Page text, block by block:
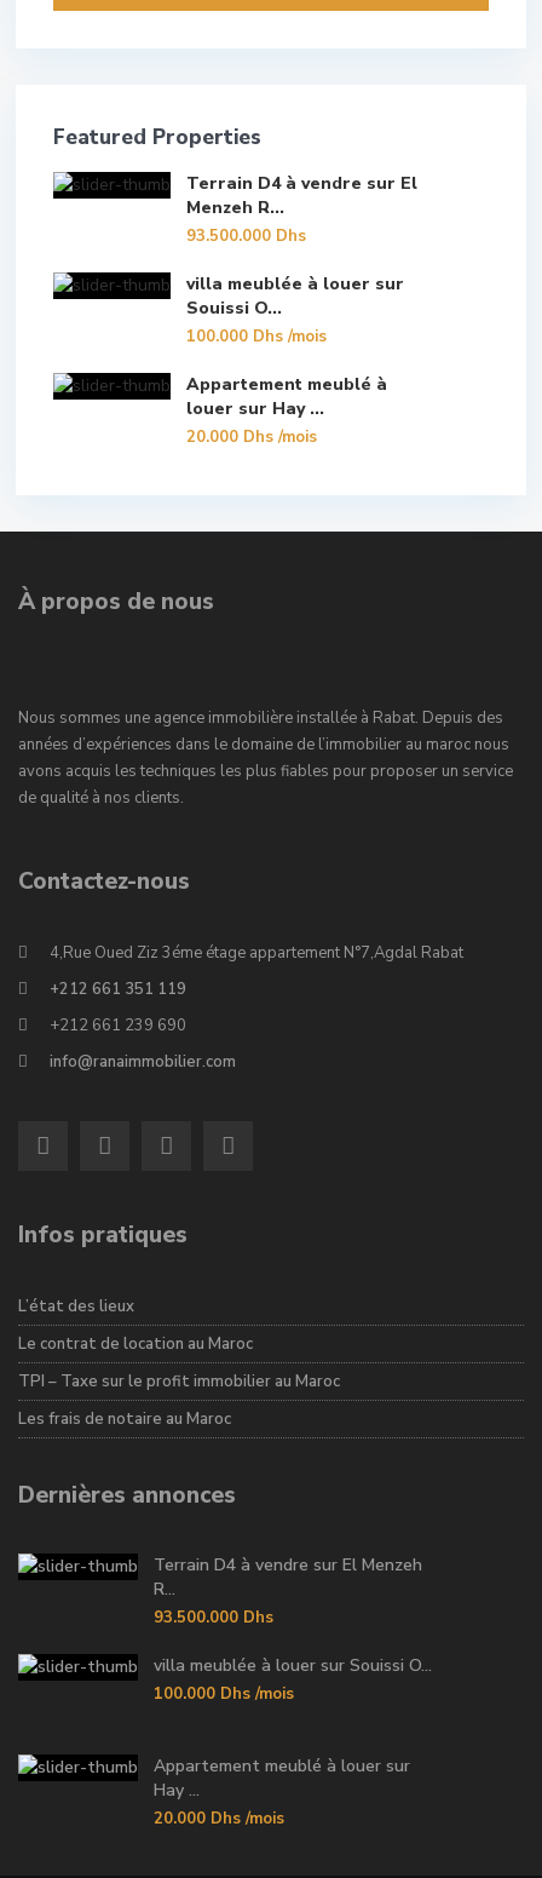
Featured Properties
Terrain D4 à vendre sur El
Menzeh R...
93.500.000 Dhs
villa meublée à louer sur
Souissi O...
100.000 Dhs/mois
Appartement meublé à
louer sur Hay ...
20.000 Dhs/mois
À propos de nous
Nous sommes une agence immobilière installée à Rabat. Depuis des
années d’expériences dans le domaine de l’immobilier au maroc nous
avons acquis les techniques les plus fiables pour proposer un service
de qualité à nos clients.
Contactez-nous
4,Rue Oued Ziz 3éme étage appartement N°7,Agdal Rabat
+212 661 351 119
+212 661 239 690
info@ranaimmobilier.com
Infos pratiques
L’état des lieux
Le contrat de location au Maroc
TPI – Taxe sur le profit immobilier au Maroc
Les frais de notaire au Maroc
Dernières annonces
Terrain D4 à vendre sur El Menzeh
R...
93.500.000 Dhs
villa meublée à louer sur Souissi O...
100.000 Dhs /mois
Appartement meublé à louer sur
Hay ...
20.000 Dhs /mois